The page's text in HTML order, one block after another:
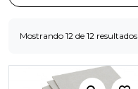
Mostrando 12 de 12 resultados